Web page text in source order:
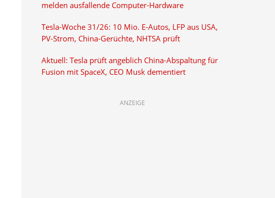
melden ausfallende Computer-Hardware
Tesla-Woche 31/26: 10 Mio. E-Autos, LFP aus USA,
PV-Strom, China-Gerüchte, NHTSA prüft
Aktuell: Tesla prüft angeblich China-Abspaltung für
Fusion mit SpaceX, CEO Musk dementiert
ANZEIGE